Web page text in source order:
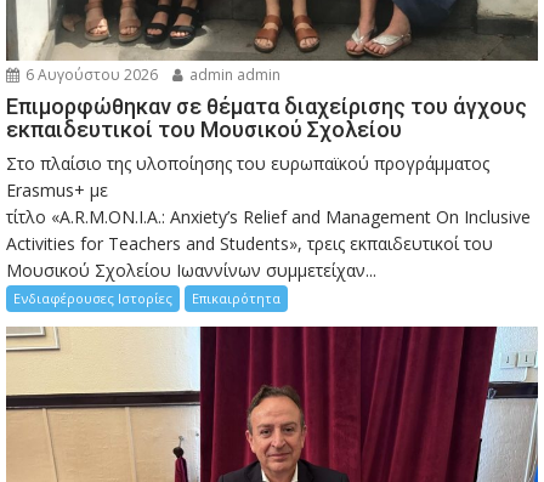
6 Αυγούστου 2026 admin admin
Eπιμορφώθηκαν σε θέματα διαχείρισης του άγχους
εκπαιδευτικοί του Μουσικού Σχολείου
Στο πλαίσιο της υλοποίησης του ευρωπαϊκού προγράμματος
Erasmus+ με
τίτλο «A.R.M.ON.I.A.: Anxiety’s Relief and Management On Inclusive
Activities for Teachers and Students», τρεις εκπαιδευτικοί του
Μουσικού Σχολείου Ιωαννίνων συμμετείχαν...
Ενδιαφέρουσες Ιστορίες Επικαιρότητα